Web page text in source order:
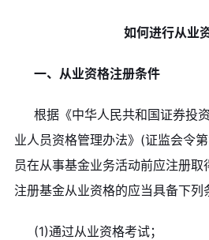
如何进行从业
一、从业资格注册条件
根据《中华人民共和国证券投
业人员资格管理办法》(证监会令
员在从事基金业务活动前应注册
注册基金从业资格的应当具备下列
(1)通过从业资格考试；